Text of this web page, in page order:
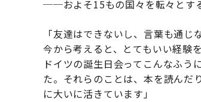
──およそ15もの国々を転々とす
「友達はできないし、言葉も通
今から考えると、とてもいい経験
ドイツの誕生日会ってこんなふう
た。それらのことは、本を読んだ
に大いに活きています」